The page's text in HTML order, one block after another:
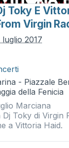
Toky E
Virgin
2017
- Piazzale
della Fenicia
Marciana
Toky di Virgin
a Vittoria Haid.